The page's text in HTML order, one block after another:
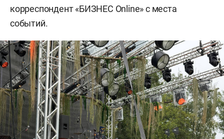
корреспондент «БИЗНЕС Online» с места
событий.